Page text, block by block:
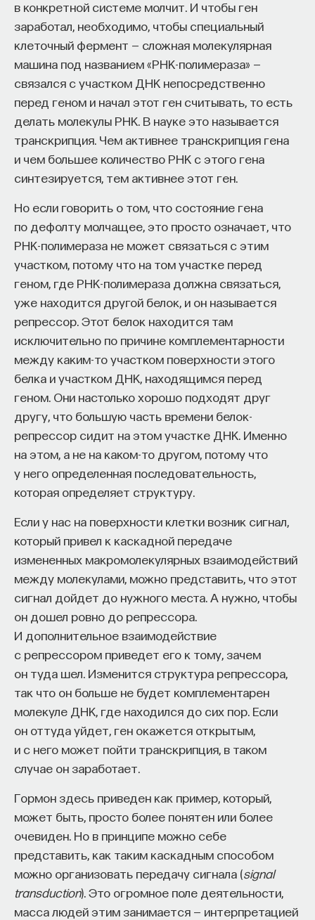
в конкретной системе молчит. И чтобы ген
заработал, необходимо, чтобы специальный
клеточный фермент — сложная молекулярная
машина под названием «РНК-полимераза» —
связался с участком ДНК непосредственно
перед геном и начал этот ген считывать, то есть
делать молекулы РНК. В науке это называется
транскрипция. Чем активнее транскрипция гена
и чем большее количество РНК с этого гена
синтезируется, тем активнее этот ген.
Но если говорить о том, что состояние гена
по дефолту молчащее, это просто означает, что
РНК-полимераза не может связаться с этим
участком, потому что на том участке перед
геном, где РНК-полимераза должна связаться,
уже находится другой белок, и он называется
репрессор. Этот белок находится там
исключительно по причине комплементарности
между каким-то участком поверхности этого
белка и участком ДНК, находящимся перед
геном. Они настолько хорошо подходят друг
другу, что большую часть времени белок-
репрессор сидит на этом участке ДНК. Именно
на этом, а не на каком-то другом, потому что
у него определенная последовательность,
которая определяет структуру.
Если у нас на поверхности клетки возник сигнал,
который привел к каскадной передаче
измененных макромолекулярных взаимодействий
между молекулами, можно представить, что этот
сигнал дойдет до нужного места. А нужно, чтобы
он дошел ровно до репрессора.
И дополнительное взаимодействие
с репрессором приведет его к тому, зачем
он туда шел. Изменится структура репрессора,
так что он больше не будет комплементарен
молекуле ДНК, где находился до сих пор. Если
он оттуда уйдет, ген окажется открытым,
и с него может пойти транскрипция, в таком
случае он заработает.
Гормон здесь приведен как пример, который,
может быть, просто более понятен или более
очевиден. Но в принципе можно себе
представить, как таким каскадным способом
можно организовать передачу сигнала (signal
transduction). Это огромное поле деятельности,
масса людей этим занимается — интерпретацией
этой зоны идут в кору больших полушарий
и в ту часть базальных ганглий, которая
занимается как раз потребностями, мотивациями
и эмоциями. Дофамин, вырабатывающийся
нейронами вентральной покрышки, в коре
больших полушарий, во многом определяет
скорость обработки информации и, если угодно,
скорость нашего мышления. Если много дофамина
достаточно активна, то мы видим, что
информационные процессы идут быстро,
у человека быстрый мозг. Такие люди могут
очень успешно заниматься математикой,
программированием и вообще профессиями,
связанными с абстрактным мышлением.
Кроме того, этот же блок дает нам
положительные эмоции, связанные с новизной.
Это очень важная составляющая нашей
психической жизни, потому что наш мозг очень
любопытен и получение новой информации
биологически очень важно: мы должны знать, что
меняется в окружающем мире, оперативно эти
изменения детектировать и анализировать.
Кроме того, нас это радует, и для человека,
занимающегося наукой или искусством, это
важнейшая составляющая психической жизни,
потому что что-то сочинить или открыть — это
просто замечательно. Получается, что дофамин
связан с положительными эмоциями, которые
коррелируют с новизной, творчеством, юмором,
потому что шутка — это тоже некая рассказанная
ситуация, в которой был банальный выход, а вам
предложили что-то необычное, какую-то
небанальную соль анекдота, и вы смеетесь — это
тоже выделение дофамина.
К сожалению, эта система тоже может работать
не очень правильно. Если она работает слабо
по каким-то причинам (в основном генетическим),
связанных с новизной, и это может быть одним
из компонентов депрессии. Если эта система
работает слишком сильно, то мышление может
стать избыточно быстрым, дерганным, человек
не может сосредоточиться и долго думать одну
и ту же мысль. Порой сенсорные системы